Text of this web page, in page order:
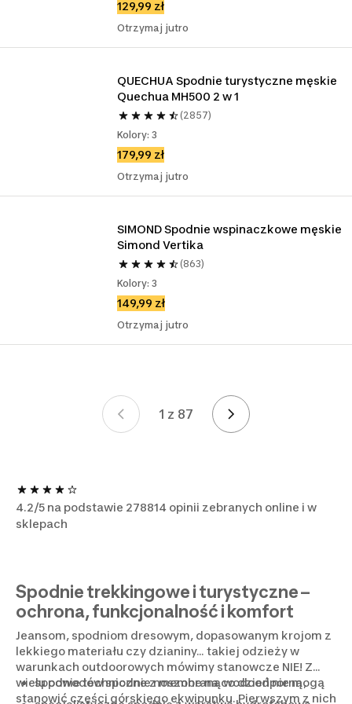
129,99 zł
Otrzymaj jutro
QUECHUA Spodnie turystyczne męskie
(2857)
Kolory: 3
179,99 zł
Otrzymaj jutro
SIMOND Spodnie wspinaczkowe męskie
Simond Vertika
(863)
Kolory: 3
149,99 zł
Otrzymaj jutro
1 z 87Strona 1 z 87
4.2/5 na podstawie 278814 opinii zebranych online i w
sklepach
Spodnie trekkingowe i turystyczne –
ochrona, funkcjonalność i komfort
Jeansom, spodniom dresowym, dopasowanym krojom z
lekkiego materiału czy dzianiny... takiej odzieży w
warunkach outdoorowych mówimy stanowcze NIE! Z
wielu powodów spodnie noszone na co dzień nie mogą
stanowić części górskiego ekwipunku. Pierwszym z nich
spodnie techniczne z membraną wodoodporną,